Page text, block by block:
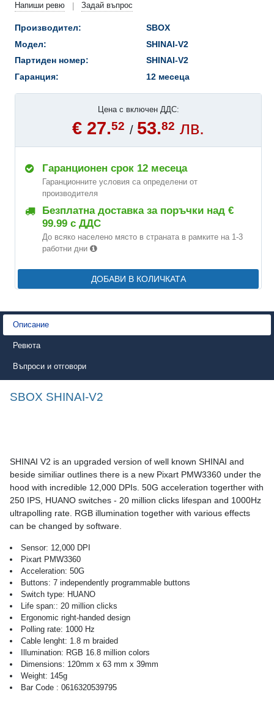
Напиши ревю
| Задай въпрос
Производител:
SBOX
Модел:
SHINAI-V2
Партиден номер:
SHINAI-V2
Гаранция:
12 месеца
Цена с включен ДДС:
€ 27.52 / 53.82 лв.
Гаранционен срок 12 месеца
Гаранционните условия са определени от
производителя
Безплатна доставка за поръчки над €
99.99 с ДДС
До всяко населено място в страната в рамките на 1-3
работни дни
ДОБАВИ В КОЛИЧКАТА
Описание
Ревюта
Въпроси и отговори
SBOX SHINAI-V2
SHINAI V2 is an upgraded version of well known SHINAI and
beside similiar outlines there is a new Pixart PMW3360 under the
hood with incredible 12,000 DPIs. 50G acceleration togerther with
250 IPS, HUANO switches - 20 million clicks lifespan and 1000Hz
ultrapolling rate. RGB illumination together with various effects
can be changed by software.
Sensor: 12,000 DPI
Pixart PMW3360
Acceleration: 50G
Buttons: 7 independently programmable buttons
Switch type: HUANO
Life span:: 20 million clicks
Ergonomic right-handed design
Polling rate: 1000 Hz
Cable lenght: 1.8 m braided
Illumination: RGB 16.8 million colors
Dimensions: 120mm x 63 mm x 39mm
Weight: 145g
Bar Code : 0616320539795